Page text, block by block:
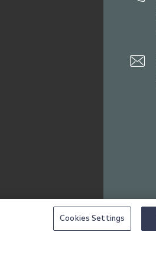
Cookies Settings